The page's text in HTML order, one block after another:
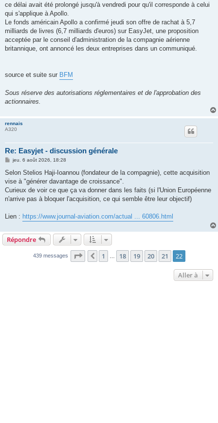
ce délai avait été prolongé jusqu'à vendredi pour qu'il corresponde à celui
qui s'applique à Apollo.
Le fonds américain Apollo a confirmé jeudi son offre de rachat à 5,7
milliards de livres (6,7 milliards d'euros) sur EasyJet, une proposition
acceptée par le conseil d'administration de la compagnie aérienne
britannique, ont annoncé les deux entreprises dans un communiqué.
source et suite sur BFM
Sous réserve des autorisations réglementaires et de l'approbation des
actionnaires.
rennais
A320
Re: Easyjet - discussion générale
M
s
a
g
jeu. 6 août 2026, 18:28
Selon Stelios Haji-Ioannou (fondateur de la compagnie), cette acquisition
vise à "générer davantage de croissance".
Curieux de voir ce que ça va donner dans les faits (si l'Union Européenne
n'arrive pas à bloquer l'acquisition, ce qui semble être leur objectif)
Lien : https://www.journal-aviation.com/actual ... 60806.html
Répondre
439 messages Page 22 sur 22
Précédente
1 18 19 20 21 22
Aller à